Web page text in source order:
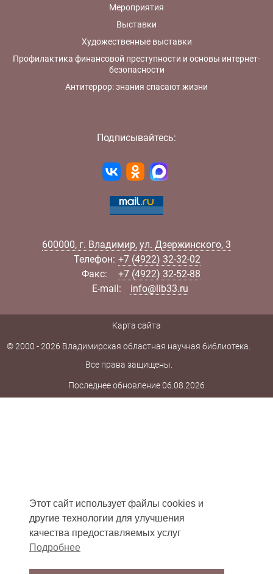
Мероприятия
Выставки
Художественные выставки
Профилактика финансовой преступности и основы интернет-
безопасности
Антитеррор: знания спасают жизни
Подписывайтесь:
600000, г. Владимир, ул. Дзержинского, 3
Телефон: +7 (4922) 32-32-02
Факс:
+7 (4922) 32-52-88
E-mail:
info@lib33.ru
© 2000 - 2026 Владимирская областная научная библиотека.
Все права защищены.
Карта сайта
Последнее обновление 06.08.2026
Этот сайт использует файлы cookies и
другие технологии для улучшения
качества предоставляемых услуг
Подробнее